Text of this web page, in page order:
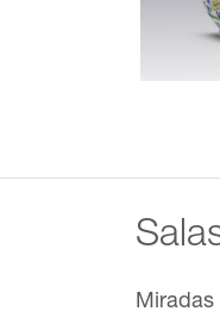
Miradas